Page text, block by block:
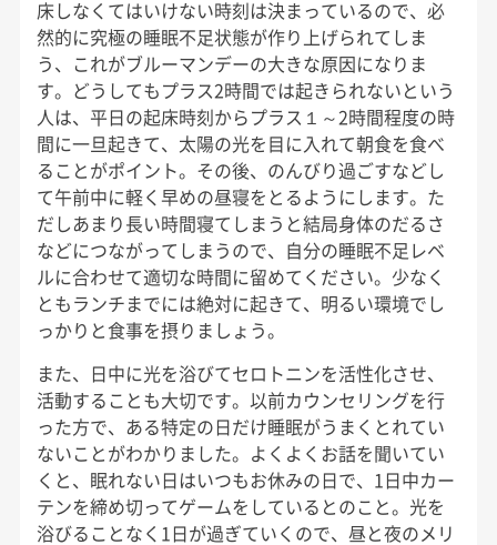
床しなくてはいけない時刻は決まっているので、必
然的に究極の睡眠不足状態が作り上げられてしま
う、これがブルーマンデーの大きな原因になりま
す。どうしてもプラス2時間では起きられないという
人は、平日の起床時刻からプラス１～2時間程度の時
間に一旦起きて、太陽の光を目に入れて朝食を食べ
ることがポイント。その後、のんびり過ごすなどし
て午前中に軽く早めの昼寝をとるようにします。た
だしあまり長い時間寝てしまうと結局身体のだるさ
などにつながってしまうので、自分の睡眠不足レベ
ルに合わせて適切な時間に留めてください。少なく
ともランチまでには絶対に起きて、明るい環境でし
っかりと食事を摂りましょう。
また、日中に光を浴びてセロトニンを活性化させ、
活動することも大切です。以前カウンセリングを行
った方で、ある特定の日だけ睡眠がうまくとれてい
ないことがわかりました。よくよくお話を聞いてい
くと、眠れない日はいつもお休みの日で、1日中カー
テンを締め切ってゲームをしているとのこと。光を
浴びることなく1日が過ぎていくので、昼と夜のメリ